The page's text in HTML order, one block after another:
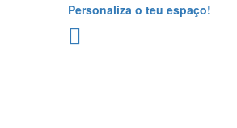
Personaliza o teu espaço!